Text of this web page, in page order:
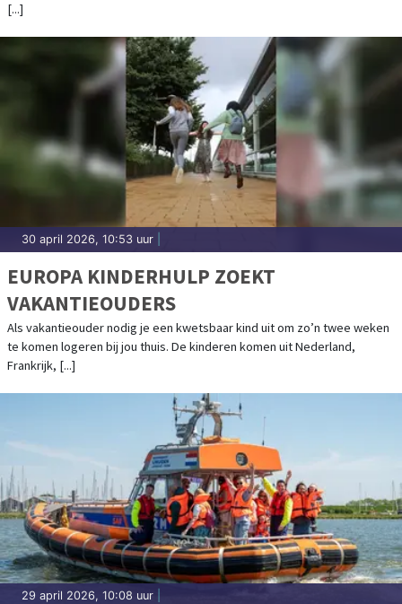
[...]
30 april 2026, 10:53 uur
EUROPA KINDERHULP ZOEKT
VAKANTIEOUDERS
Als vakantieouder nodig je een kwetsbaar kind uit om zo’n twee weken
te komen logeren bij jou thuis. De kinderen komen uit Nederland,
Frankrijk, [...]
29 april 2026, 10:08 uur